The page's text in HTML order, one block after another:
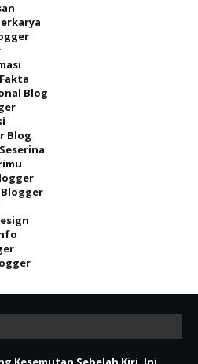
Blog
Blog